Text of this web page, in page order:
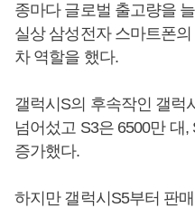
종마다 글로벌 출고량을
실상 삼성전자 스마트폰
차 역할을 했다.
갤럭시S의 후속작인 갤럭
넘어섰고 S3은 6500만 대,
증가했다.
하지만 갤럭시S5부터 판